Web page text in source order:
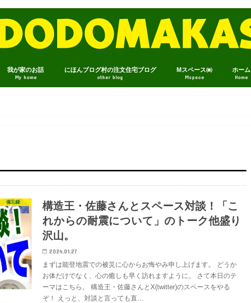
我が家のお話
My home
にほんブログ村の注文住宅ブログ
other blog
Mスペース㈱
Mspace
ホーム
Home
備忘録
構造王・佐藤さんとスペース対談！「こ
れからの耐震について」のトーク他盛り
沢山。
2024.01.27
まずは能登地震での被災に心からお悔やみ申し上げます。 どうか
お体だけでなく、心の癒しも早く訪れますように。 さて本日のテ
ーマはこちら。 構造王・佐藤さんとX(twitter)のスペースをやる
ぞ！ えっと、対談と言っても直…